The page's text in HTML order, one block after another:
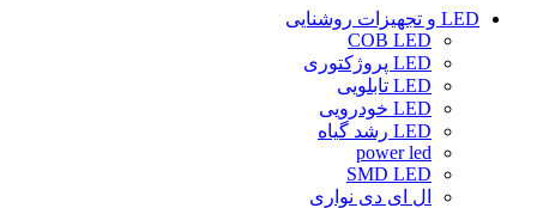
LED و تجهیزات روشنایی
COB LED
LED پروژکتوری
LED تابلویی
LED خودرویی
LED رشد گیاه
power led
SMD LED
ال ای دی نواری